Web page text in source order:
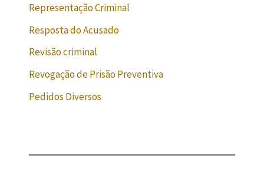
Representação Criminal
Resposta do Acusado
Revisão criminal
Revogação de Prisão Preventiva
Pedidos Diversos